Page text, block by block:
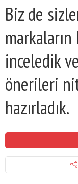
Biz de
markaların
inceledik
önerileri
hazırladık.